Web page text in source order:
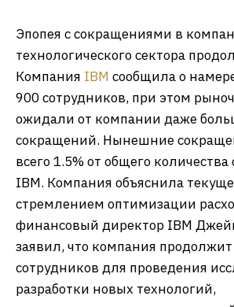
Эпопея с сокращениями в
технологического сектора
Компания IBM сообщила о
900 сотрудников, при этом
ожидали от компании даже
сокращений. Нынешние
всего 1.5% от общего
IBM. Компания объяснила
стремлением оптимизации
финансовый директор IBM
заявил, что компания
сотрудников для проведения
разработки новых технологий,